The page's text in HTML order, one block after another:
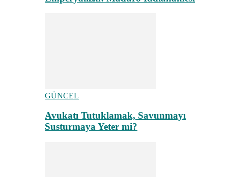
GÜNCEL
Avukatı Tutuklamak, Savunmayı
Susturmaya Yeter mi?